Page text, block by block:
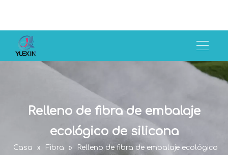
Relleno de fibra de embalaje
ecológico de silicona
Casa » Fibra »
Relleno de fibra de embalaje ecológico